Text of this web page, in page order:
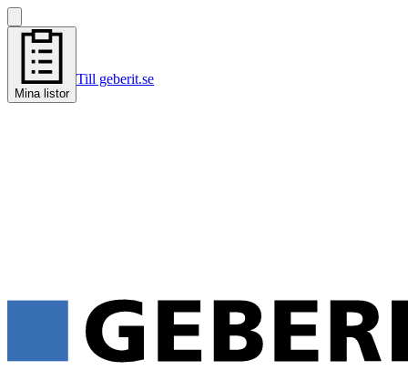
Mina listor
Till geberit.se